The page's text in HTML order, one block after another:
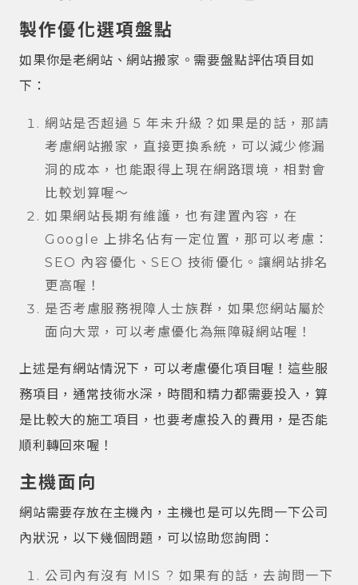
製作優化選項盤點
如果你是老網站、網站搬家。需要盤點評估項目如
下：
網站是否超過 5 年未升級？如果是的話，那請
考慮網站搬家，直接更換系統，可以減少修漏
洞的成本，也能跟得上現在網路環境，相對會
比較划算喔～
如果網站長期有維護，也有建置內容，在
Google 上排名佔有一定位置，那可以考慮：
SEO 內容優化、SEO 技術優化。讓網站排名
更高喔！
是否考慮服務視障人士族群，如果您網站屬於
面向大眾，可以考慮優化為無障礙網站喔！
上述是有網站情況下，可以考慮優化項目喔！這些服
務項目，通常技術水深，時間和精力都需要投入，算
是比較大的施工項目，也要考慮投入的費用，是否能
順利轉回來喔！
主機面向
網站需要存放在主機內，主機也是可以先問一下公司
內狀況，以下幾個問題，可以協助您詢問：
公司內有沒有 MIS ? 如果有的話，去詢問一下